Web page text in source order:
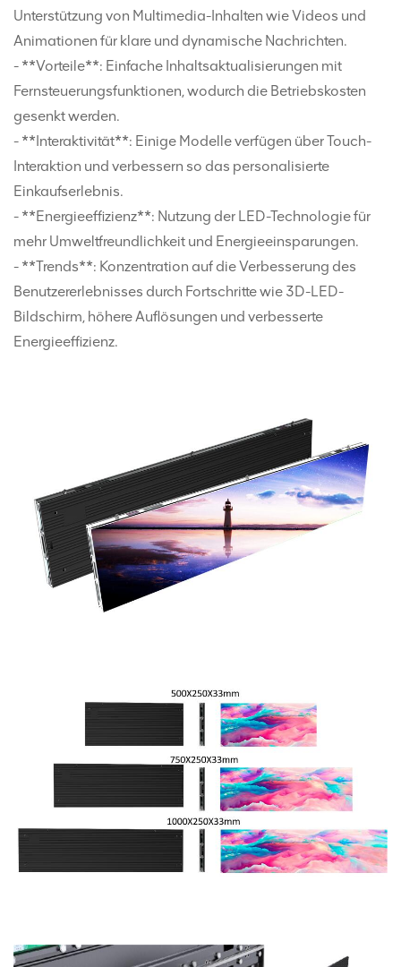
Unterstützung von Multimedia-Inhalten wie Videos und
Animationen für klare und dynamische Nachrichten.
- **Vorteile**: Einfache Inhaltsaktualisierungen mit
Fernsteuerungsfunktionen, wodurch die Betriebskosten
gesenkt werden.
- **Interaktivität**: Einige Modelle verfügen über Touch-
Interaktion und verbessern so das personalisierte
Einkaufserlebnis.
- **Energieeffizienz**: Nutzung der LED-Technologie für
mehr Umweltfreundlichkeit und Energieeinsparungen.
- **Trends**: Konzentration auf die Verbesserung des
Benutzererlebnisses durch Fortschritte wie 3D-LED-
Bildschirm, höhere Auflösungen und verbesserte
Energieeffizienz.